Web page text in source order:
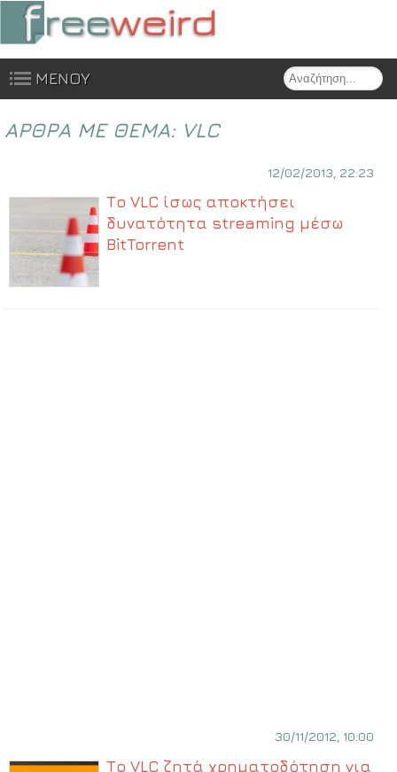
Search
ΜΕΝΟΥ
Skip to content
ΑΡΘΡΑ ΜΕ ΘΕΜΑ: VLC
12/02/2013, 22:23
Το VLC ίσως αποκτήσει
δυνατότητα streaming μέσω
BitTorrent
30/11/2012, 10:00
Το VLC ζητά χρηματοδότηση για